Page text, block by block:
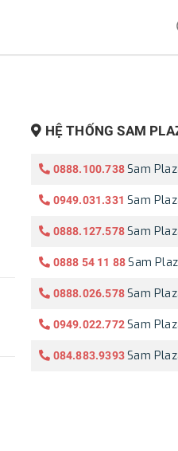
HỆ THỐNG SAM
0888.100.738 Sam
0949.031.331 Sam
0888.127.578 Sam
0888 54 11 88 Sam
0888.026.578 Sam
0949.022.772 Sam
084.883.9393 Sam